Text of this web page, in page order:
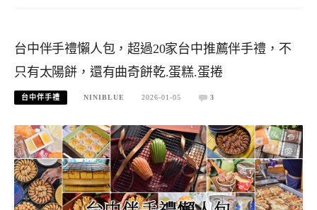
台中伴手禮懶人包，超過20家台中推薦伴手禮，不
只有太陽餅，還有曲奇餅乾.蛋糕.蛋捲
台中伴手禮 NINIBLUE 2026-01-05 3